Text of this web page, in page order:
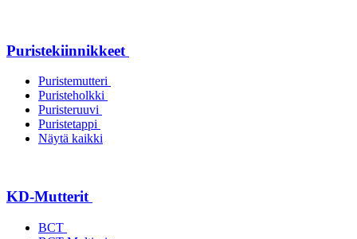
Puristekiinnikkeet
Puristemutteri
Puristeholkki
Puristeruuvi
Puristetappi
Näytä kaikki
KD-Mutterit
BCT